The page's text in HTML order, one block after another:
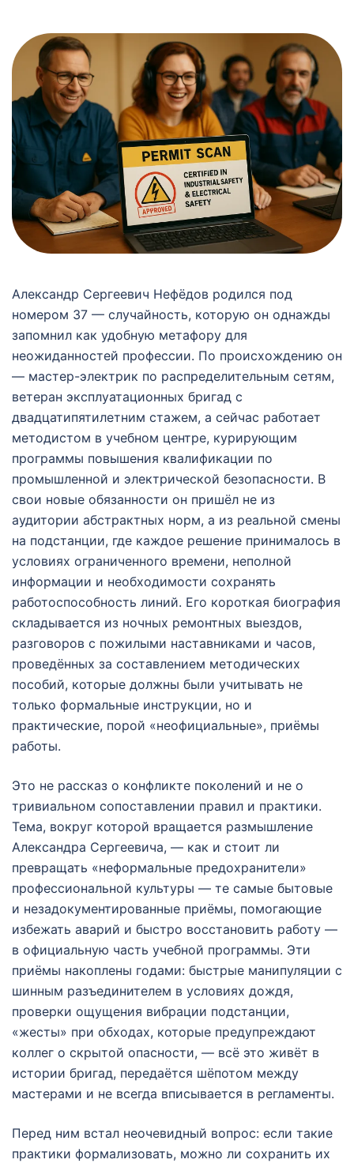
Александр Сергеевич Нефёдов родился под
номером 37 — случайность, которую он однажды
запомнил как удобную метафору для
неожиданностей профессии. По происхождению он
— мастер-электрик по распределительным сетям,
ветеран эксплуатационных бригад с
двадцатипятилетним стажем, а сейчас работает
методистом в учебном центре, курирующим
программы повышения квалификации по
промышленной и электрической безопасности. В
свои новые обязанности он пришёл не из
аудитории абстрактных норм, а из реальной смены
на подстанции, где каждое решение принималось в
условиях ограниченного времени, неполной
информации и необходимости сохранять
работоспособность линий. Его короткая биография
складывается из ночных ремонтных выездов,
разговоров с пожилыми наставниками и часов,
проведённых за составлением методических
пособий, которые должны были учитывать не
только формальные инструкции, но и
практические, порой «неофициальные», приёмы
работы.
Это не рассказ о конфликте поколений и не о
тривиальном сопоставлении правил и практики.
Тема, вокруг которой вращается размышление
Александра Сергеевича, — как и стоит ли
превращать «неформальные предохранители»
профессиональной культуры — те самые бытовые
и незадокументированные приёмы, помогающие
избежать аварий и быстро восстановить работу —
в официальную часть учебной программы. Эти
приёмы накоплены годами: быстрые манипуляции с
шинным разъединителем в условиях дождя,
проверки ощущения вибрации подстанции,
«жесты» при обходах, которые предупреждают
коллег о скрытой опасности, — всё это живёт в
истории бригад, передаётся шёпотом между
мастерами и не всегда вписывается в регламенты.
Перед ним встал неочевидный вопрос: если такие
практики формализовать, можно ли сохранить их